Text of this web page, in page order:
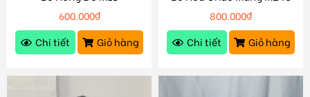
600.000₫
Chi tiết
Giỏ hàng
800.000₫
Chi tiết
Giỏ hàng